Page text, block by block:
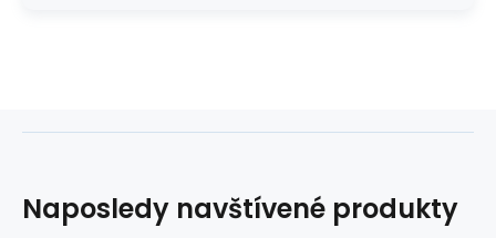
Naposledy navštívené produkty